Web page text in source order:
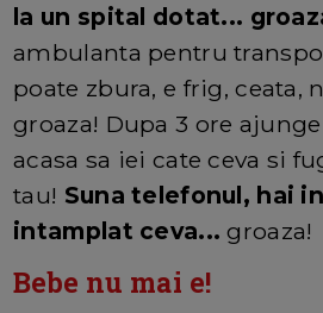
la un spital dotat...
ambulanta pentru
poate zbura, e frig, ceata,
groaza! Dupa 3 ore
acasa sa iei cate ceva si
tau! Suna telefonul, hai
intamplat ceva...groaza!
Bebe nu mai e!